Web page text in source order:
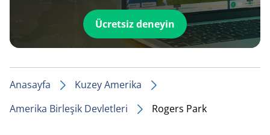
Ücretsiz deneyin
Anasayfa
Kuzey Amerika
Amerika Birleşik Devletleri
Rogers Park